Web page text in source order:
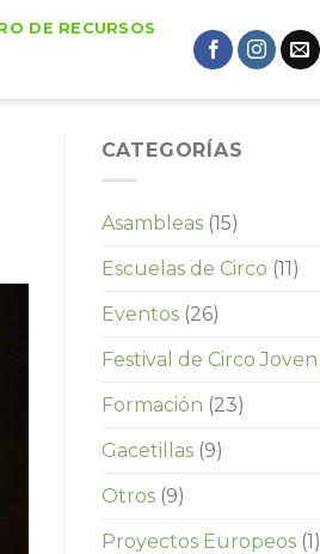
DE RECURSOS
CATEGORÍAS
Asambleas(15)
Escuelas de Circo (11)
Eventos(26)
Festival de Circo Joven
Formación (23)
Gacetillas(9)
Otros(9)
Proyectos Europeos(1)